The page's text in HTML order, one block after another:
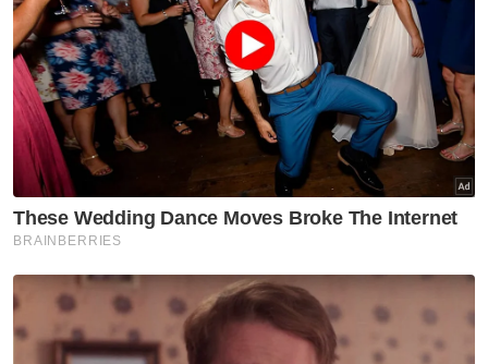
menyalahgunakan kedudukan mangsa yang
mudah terdedah kepada bahaya perbuatan
pemerdagangan orang.
Kesalahan itu dilakukan di sebuah
kondominium di Jalan Sultan Omar di sini
pada 2.35 pagi 11 Mac 2024, mengikut
Seksyen 12 Akta Anti Pemerdagangan Orang
dan Penyeludupan Migran 2007 yang dibaca
Artikel Berkaitan:
Penganjur disko retro tepi Sungai Kelantan